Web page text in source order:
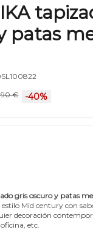
patas
€ -40%
gris oscuro y patas
Mid century con
decoración
etc.